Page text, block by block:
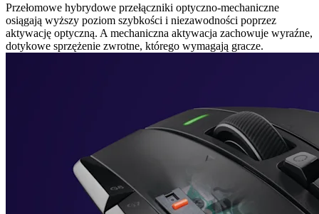
Przełomowe hybrydowe przełączniki optyczno-mechaniczne
osiągają wyższy poziom szybkości i niezawodności poprzez
aktywację optyczną. A mechaniczna aktywacja zachowuje wyraźne,
dotykowe sprzężenie zwrotne, którego wymagają gracze.